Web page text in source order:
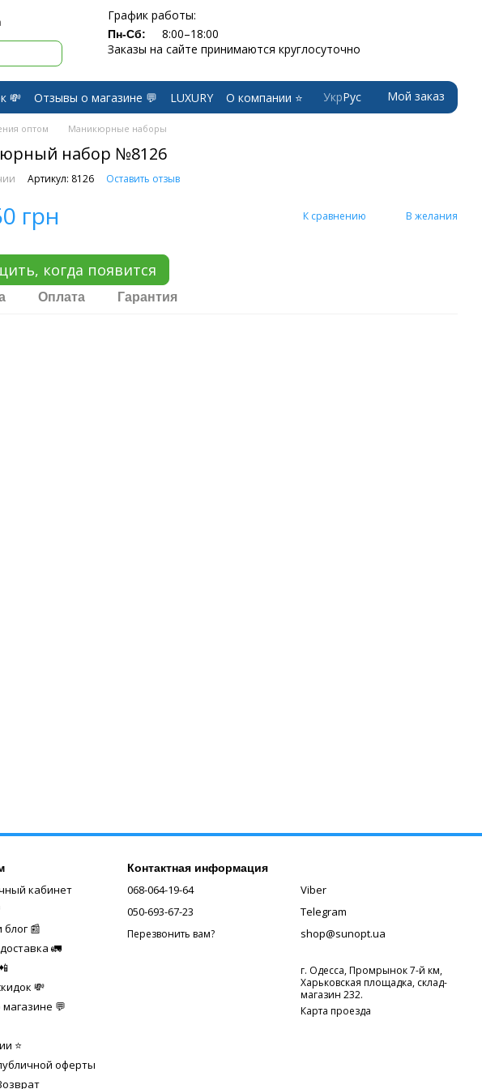
График работы:
Пн-Сб:
8:00–18:00
Заказы на сайте принимаются круглосуточно
💸 Отзывы о магазине 💬 LUXURY
О компании ⭐
УкрРус Мой заказ
оптом Маникюрные наборы
набор №8126
Артикул: 8126 Оставить отзыв
грн К сравнению В желания
когда появится
Оплата Гарантия
кабинет
📰
🚛
💸
💬
⭐
оферты
Контактная информация
068-064-19-64
050-693-67-23
Перезвонить вам?
Viber
Telegram
shop@sunopt.ua
г. Одесса, Промрынок 7-й км,
Харьковская площадка, склад-
магазин 232.
Карта проезда